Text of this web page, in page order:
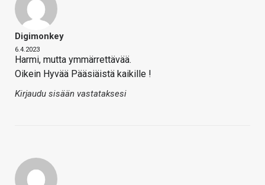
Digimonkey
6.4.2023
Harmi, mutta ymmärrettävää.
Oikein Hyvää Pääsiäistä kaikille !
Kirjaudu sisään vastataksesi